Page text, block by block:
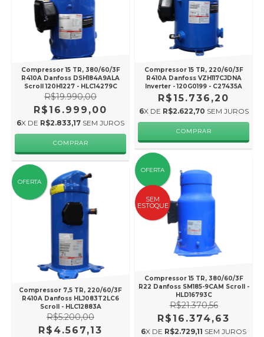
Compressor 15 TR, 380/60/3F
R410A Danfoss DSH184A9ALA
Scroll 120H1227 - HLC14279C
R$19.990,00
R$16.999,00
6X DE R$2.833,17 SEM JUROS
Compressor 15 TR, 220/60/3F
R410A Danfoss VZH117CJDNA
Inverter - 120G0199 - C27435A
R$15.736,20
6X DE R$2.622,70 SEM JUROS
OFERTA
Compressor 7,5 TR, 220/60/3F
R410A Danfoss HLJ083T2LC6
Scroll - HLC12883A
R$5.200,00
R$4.567,13
OFERTA
SEM
ESTOQUE
Compressor 15 TR, 380/60/3F
R22 Danfoss SM185-9CAM Scroll -
HLD16793C
R$21.370,56
R$16.374,63
6X DE R$2.729,11 SEM JUROS